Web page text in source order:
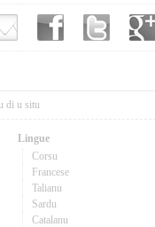
di u situ
Lingue
Corsu
Francese
Talianu
Sardu
Catalanu